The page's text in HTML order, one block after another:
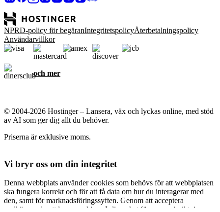
NPRD-policy för begäranIntegritetspolicyÅterbetalningspolicy
Användarvillkor
och mer
© 2004-2026 Hostinger – Lansera, väx och lyckas online, med stöd
av AI som ger dig allt du behöver.
Priserna är exklusive moms.
Vi bryr oss om din integritet
Denna webbplats använder cookies som behövs för att webbplatsen
ska fungera korrekt och för att få data om hur du interagerar med
den, samt för marknadsföringssyften. Genom att acceptera
godkänner du att lagra cookies på din enhet för annonsinriktning,